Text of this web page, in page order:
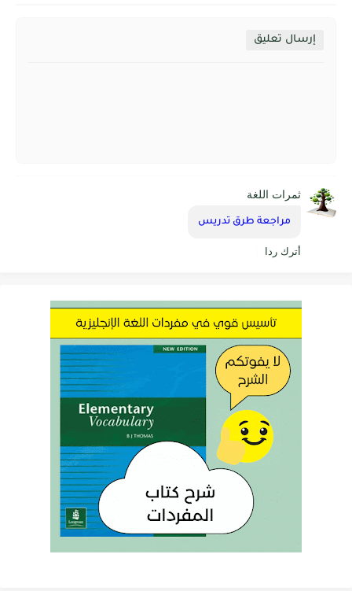
إرسال تعليق
ثمرات اللغة
مراجعة طرق تدريس
أترك ردا